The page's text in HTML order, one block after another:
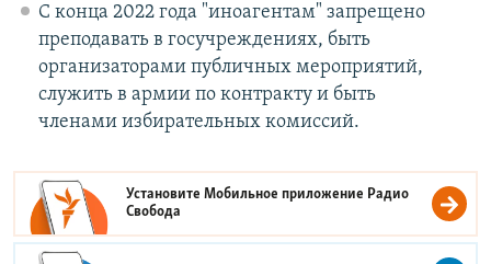
С конца 2022 года "иноагентам" запрещено
преподавать в госучреждениях, быть
организаторами публичных мероприятий,
служить в армии по контракту и быть
членами избирательных комиссий.
Установите Мобильное приложение Радио
Свобода